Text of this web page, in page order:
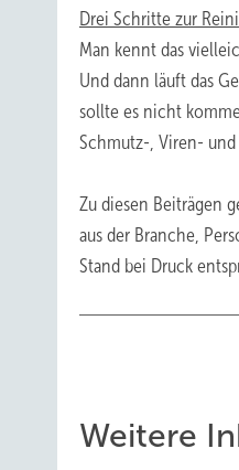
Drei Schritte zur
Man kennt das
Und dann läuft das
sollte es nicht
Schmutz-, Viren-
Zu diesen Beiträgen
aus der Branche,
Stand bei Druck
Weitere